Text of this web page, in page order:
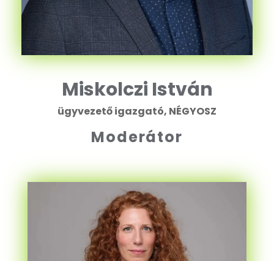
Miskolczi István
ügyvezető igazgató, NÉGYOSZ
Moderátor